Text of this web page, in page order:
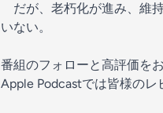
だが、老朽化が進み、維
いない。
番組のフォローと高評価を
Apple Podcastでは皆様のレ